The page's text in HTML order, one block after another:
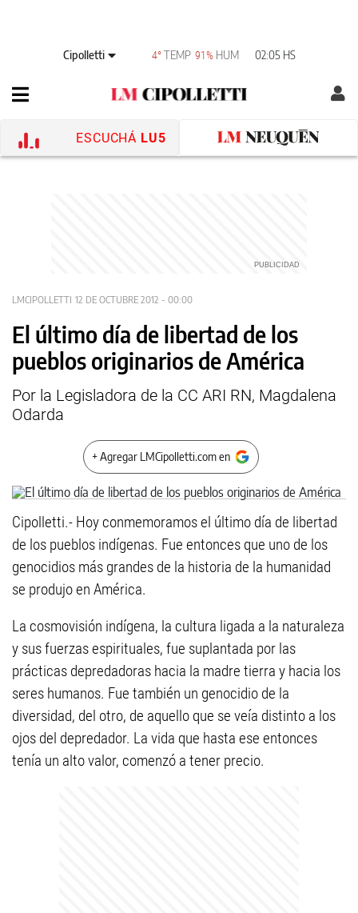
Cipolletti 4° TEMP 91% HUM 02:05 HS
ESCUCHÁ LU5
LMCIPOLLETTI 12 DE OCTUBRE 2012 - 00:00
El último día de libertad de los
pueblos originarios de América
Por la Legisladora de la CC ARI RN, Magdalena
Odarda
+ Agregar LMCipolletti.com en
Cipolletti.- Hoy conmemoramos el último día de libertad
de los pueblos indígenas. Fue entonces que uno de los
genocidios más grandes de la historia de la humanidad
se produjo en América.
La cosmovisión indígena, la cultura ligada a la naturaleza
y sus fuerzas espirituales, fue suplantada por las
prácticas depredadoras hacia la madre tierra y hacia los
seres humanos. Fue también un genocidio de la
diversidad, del otro, de aquello que se veía distinto a los
ojos del depredador. La vida que hasta ese entonces
tenía un alto valor, comenzó a tener precio.